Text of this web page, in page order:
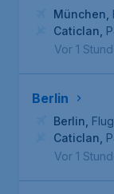
München
Caticlan
Vor 1
Berlin
Berlin
Caticlan
Vor 1